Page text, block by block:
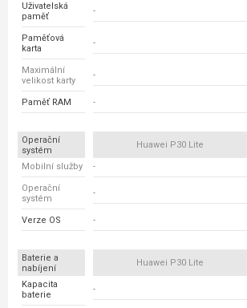
Uživatelská
paměť
-
Paměťová
karta
-
Maximální
velikost karty
-
Paměť RAM -
Operační
systém
Huawei P30 Lite
Mobilní služby -
Operační
systém
-
Verze OS -
Baterie a
nabíjení
Huawei P30 Lite
Kapacita
baterie
-